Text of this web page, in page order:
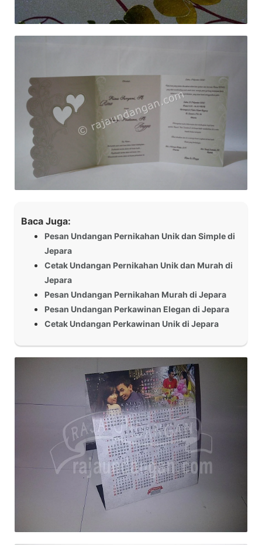
Baca Juga:
Pesan Undangan Pernikahan Unik dan Simple di
Jepara
Cetak Undangan Pernikahan Unik dan Murah di
Jepara
Pesan Undangan Pernikahan Murah di Jepara
Pesan Undangan Perkawinan Elegan di Jepara
Cetak Undangan Perkawinan Unik di Jepara